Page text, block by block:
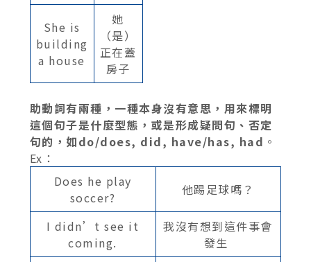
She is
building
a house
她
（是）
正在蓋
房子
助動詞有兩種，一種本身沒有意思，用來標明
這個句子是什麼型態，或是形成疑問句、否定
句的，如do/does, did, have/has, had 。
Ex：
Does he play
soccer?
他踢足球嗎？
I didn’t see it
coming.
我沒有想到這件事會
發生